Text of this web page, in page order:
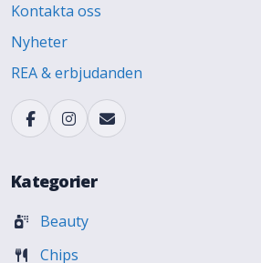
Kontakta oss
Nyheter
REA & erbjudanden
Kategorier
Beauty
Chips